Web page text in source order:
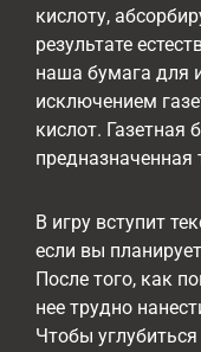
кислоту,
результате
наша бумага для
исключением
кислот. Газетная
предназначенная
В игру вступит
если вы
После того, как
нее трудно
Чтобы